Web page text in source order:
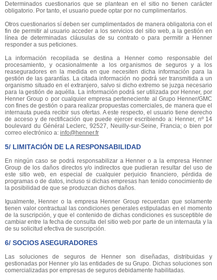
Determinados cuestionarios que se plantean en el sitio no tienen carácter
obligatorio. Por tanto, el usuario puede optar por no cumplimentarlos.
Otros cuestionarios sí deben ser cumplimentados de manera obligatoria con el
fin de permitir al usuario acceder a los servicios del sitio web, a la gestión en
línea de determinadas cláusulas de su contrato o para permitir a Henner
responder a sus peticiones.
La información recopilada se destina a Henner como responsable del
procesamiento, y ocasionalmente a los organismos de seguros y a los
reaseguradores en la medida en que necesiten dicha información para la
gestión de las garantías. La citada información no podrá ser transmitida a un
organismo situado en el extranjero, salvo si dicho extremo se juzga necesario
para la gestión de aquélla. La información podrá ser utilizada por Henner, por
Henner Group o por cualquier empresa perteneciente al Grupo Henner/GMC
con fines de gestión o para realizar propuestas comerciales, de manera que el
internauta pueda recibir sus ofertas. A este respecto, el usuario tiene derecho
de acceso y de rectificación que puede ejercer escribiendo a: Henner, nº 14
boulevard du Général Leclerc, 92527, Neuilly-sur-Seine, Francia; o bien por
correo electrónico a: info@henner.fr
5/ LIMITACIÓN DE LA RESPONSABILIDAD
En ningún caso se podrá responsabilizar a Henner o a la empresa Henner
Group de los daños directos y/o indirectos que pudieran resultar del uso de
este sitio web, en especial de cualquier perjuicio financiero, pérdida de
programas o de datos, incluso si dichas empresas han tenido conocimiento de
la posibilidad de que se produzcan dichos daños.
Igualmente, Henner o la empresa Henner Group recuerdan que solamente
tienen valor contractual las condiciones generales estipuladas en el momento
de la suscripción, y que el contenido de dichas condiciones es susceptible de
cambiar entre la fecha de consulta del sitio web por parte de un internauta y la
de su solicitud efectiva de suscripción.
6/ SOCIOS ASEGURADORES
Las soluciones de seguros de Henner son diseñadas, distribuidas y
gestionadas por Henner y/o las entidades de su Grupo. Dichas soluciones son
comercializadas por empresas de seguros debidamente habilitadas.